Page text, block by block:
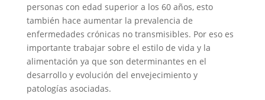
personas con edad superior a los 60 años, esto
también hace aumentar la prevalencia de
enfermedades crónicas no transmisibles. Por eso es
importante trabajar sobre el estilo de vida y la
alimentación ya que son determinantes en el
desarrollo y evolución del envejecimiento y
patologías asociadas.